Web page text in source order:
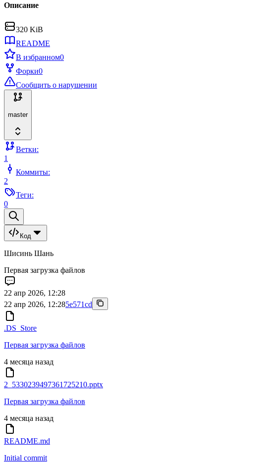
Описание
320 KiB
README
В избранном0
Форки0
Сообщить о нарушении
master
Ветки:
1
Коммиты:
2
Теги:
0
Код
Шисинь Шань
Первая загрузка файлов
22 апр 2026, 12:28
22 апр 2026, 12:285e571cd
.DS_Store
Первая загрузка файлов
4 месяца назад
2_5330239497361725210.pptx
Первая загрузка файлов
4 месяца назад
README.md
Initial commit